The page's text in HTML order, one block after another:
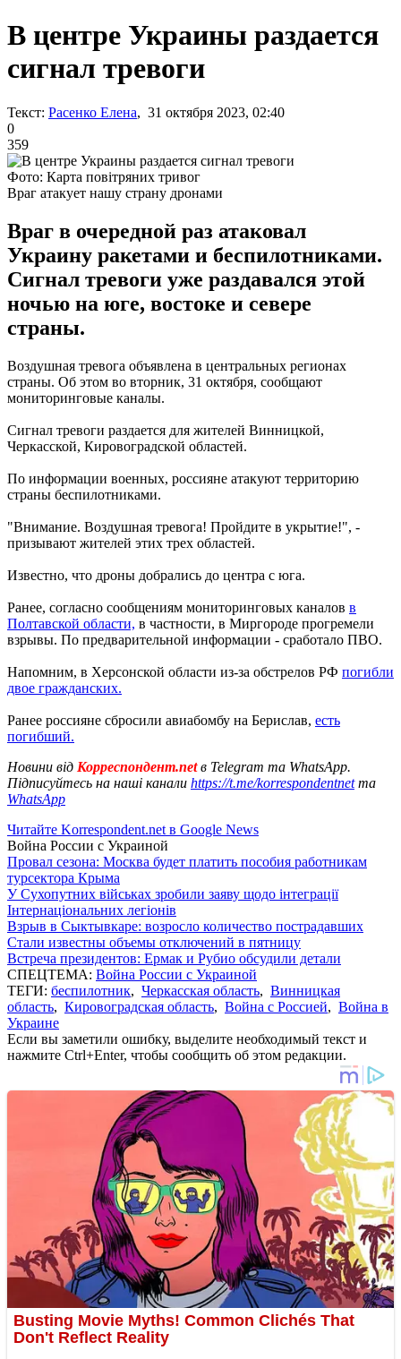
В центре Украины раздается
сигнал тревоги
Текст: Расенко Елена, 31 октября 2023, 02:40
0
359
Фото: Карта повітряних тривог
Враг атакует нашу страну дронами
Враг в очередной раз атаковал
Украину ракетами и беспилотниками.
Сигнал тревоги уже раздавался этой
ночью на юге, востоке и севере
страны.
Воздушная тревога объявлена в центральных регионах
страны. Об этом во вторник, 31 октября, сообщают
мониторинговые каналы.
Сигнал тревоги раздается для жителей Винницкой,
Черкасской, Кировоградской областей.
По информации военных, россияне атакуют территорию
страны беспилотниками.
"Внимание. Воздушная тревога! Пройдите в укрытие!", -
призывают жителей этих трех областей.
Известно, что дроны добрались до центра с юга.
Ранее, согласно сообщениям мониторинговых каналов в
Полтавской области, в частности, в Миргороде прогремели
взрывы. По предварительной информации - сработало ПВО.
Напомним, в Херсонской области из-за обстрелов РФ погибли
двое гражданских.
Ранее россияне сбросили авиабомбу на Берислав, есть
погибший.
Новини від Корреспондент.netв Telegram та WhatsApp.
Підписуйтесь на наші канали https://t.me/korrespondentnetта
WhatsApp
Читайте Korrespondent.net в Google News
Война России с Украиной
Провал сезона: Москва будет платить пособия работникам
турсектора Крыма
У Сухопутних військах зробили заяву щодо інтеграції
Інтернаціональних легіонів
Взрыв в Сыктывкаре: возросло количество пострадавших
Стали известны объемы отключений в пятницу
Встреча президентов: Ермак и Рубио обсудили детали
СПЕЦТЕМА: Война России с Украиной
ТЕГИ: беспилотник, Черкасская область, Винницкая
область, Кировоградская область, Война с Россией, Война в
Украине
Если вы заметили ошибку, выделите необходимый текст и
нажмите Ctrl+Enter, чтобы сообщить об этом редакции.